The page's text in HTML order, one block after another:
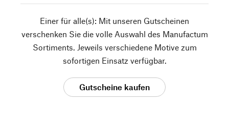
Einer für alle(s): Mit unseren Gutscheinen
verschenken Sie die volle Auswahl des Manufactum
Sortiments. Jeweils verschiedene Motive zum
sofortigen Einsatz verfügbar.
Gutscheine kaufen